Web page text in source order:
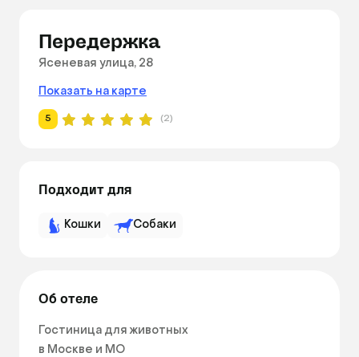
Передержка
Ясеневая улица, 28
Показать на карте
5 (2)
Подходит для
Кошки Собаки
Об отеле
Гостиница для животных
в Москве и МО